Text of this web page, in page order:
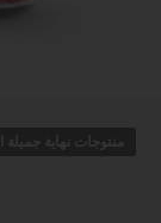
منتوجات نهاية جميلة